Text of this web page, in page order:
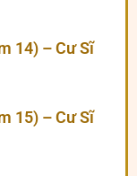
14) – Cư Sĩ
15) – Cư Sĩ